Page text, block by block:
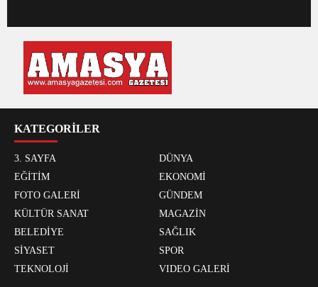
KATEGORİLER
3. SAYFA
DÜNYA
EĞİTİM
EKONOMİ
FOTO GALERİ
GÜNDEM
KÜLTÜR SANAT
MAGAZİN
BELEDİYE
SAĞLIK
SİYASET
SPOR
TEKNOLOJİ
VIDEO GALERİ